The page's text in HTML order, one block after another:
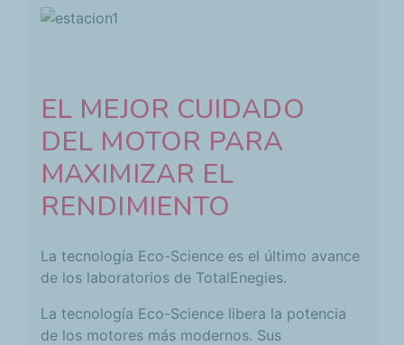
EL MEJOR CUIDADO
DEL MOTOR PARA
MAXIMIZAR EL
RENDIMIENTO
La tecnología Eco-Science es el último avance
de los laboratorios de TotalEnegies.
La tecnología Eco-Science libera la potencia
de los motores más modernos. Sus